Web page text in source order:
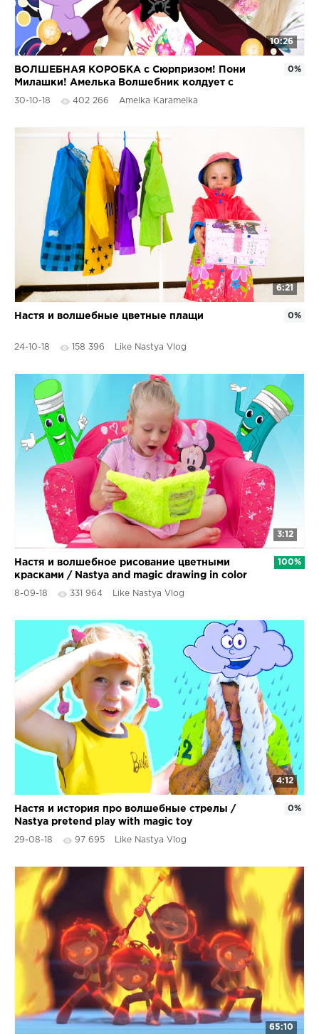
10:26
ВОЛШЕБНАЯ КОРОБКА с Сюрпризом! Пони
Милашки! Амелька Волшебник колдует с
Сумеречной Искоркой!
30-10-18 402 266 Amelka Karamelka
0%
6:21
Настя и волшебные цветные плащи
24-10-18 158 396 Like Nastya Vlog
0%
3:12
Настя и волшебное рисование цветными
красками / Nastya and magic drawing in color
paints
8-09-18 331 964 Like Nastya Vlog
100%
4:12
Настя и история про волшебные стрелы /
Nastya pretend play with magic toy
29-08-18 97 695 Like Nastya Vlog
0%
65:10